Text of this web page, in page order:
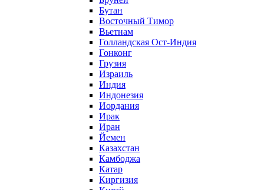
Бутан
Восточный Тимор
Вьетнам
Голландская Ост-Индия
Гонконг
Грузия
Израиль
Индия
Индонезия
Иордания
Ирак
Иран
Йемен
Казахстан
Камбоджа
Катар
Киргизия